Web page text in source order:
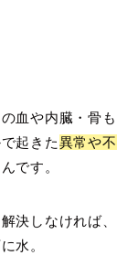
血や内臓・骨も
起きた異常や不
です。
決しなければ、
水。